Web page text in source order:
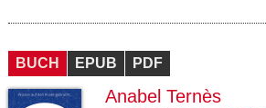
BUCH EPUB PDF
Anabel Ternès